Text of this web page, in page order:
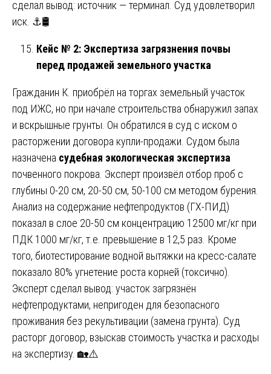
сделал вывод: источник — терминал. Суд удовлетворил
иск. ⚓🛢️
Кейс № 2: Экспертиза загрязнения почвы
перед продажей земельного участка
Гражданин К. приобрёл на торгах земельный участок
под ИЖС, но при начале строительства обнаружил запах
и вскрышные грунты. Он обратился в суд с иском о
расторжении договора купли-продажи. Судом была
назначена судебная экологическая экспертиза
почвенного покрова. Эксперт произвёл отбор проб с
глубины 0-20 см, 20-50 см, 50-100 см методом бурения.
Анализ на содержание нефтепродуктов (ГХ-ПИД)
показал в слое 20-50 см концентрацию 12500 мг/кг при
ПДК 1000 мг/кг, т.е. превышение в 12,5 раз. Кроме
того, биотестирование водной вытяжки на кресс-салате
показало 80% угнетение роста корней (токсично).
Эксперт сделал вывод: участок загрязнён
нефтепродуктами, непригоден для безопасного
проживания без рекультивации (замена грунта). Суд
расторг договор, взыскав стоимость участка и расходы
на экспертизу. 🏡⚠️